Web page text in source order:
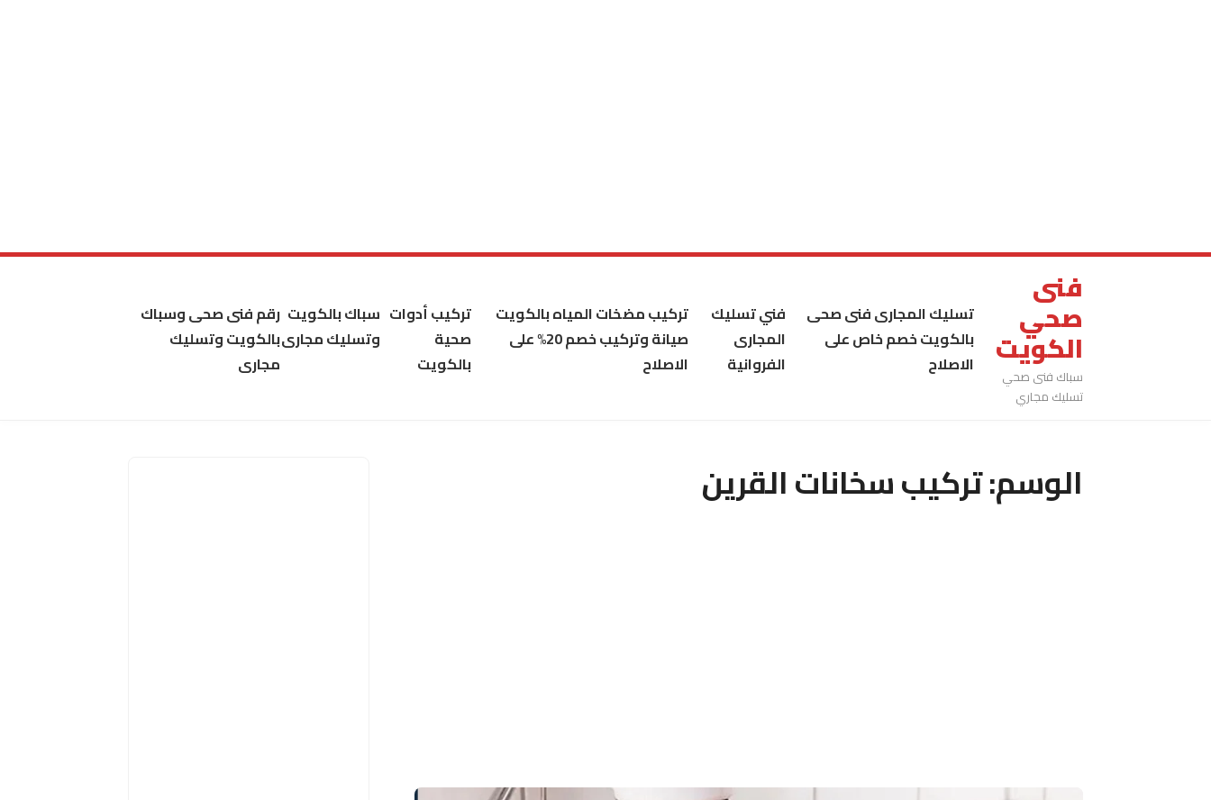
فنى
صحي
الكويت
سباك فنى صحي
تسليك مجاري
تسليك المجارى فنى صحى
بالكويت خصم خاص على
الاصلاح
فني تسليك
المجارى
الفروانية
تركيب مضخات المياه بالكويت
صيانة وتركيب خصم 20% على
الاصلاح
تركيب أدوات
صحية
بالكويت
سباك بالكويت
وتسليك مجارى
رقم فنى صحى وسباك
بالكويت وتسليك
مجارى
الوسم:تركيب سخانات القرين